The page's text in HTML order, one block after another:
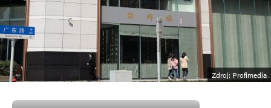
Zdroj: Profimedia